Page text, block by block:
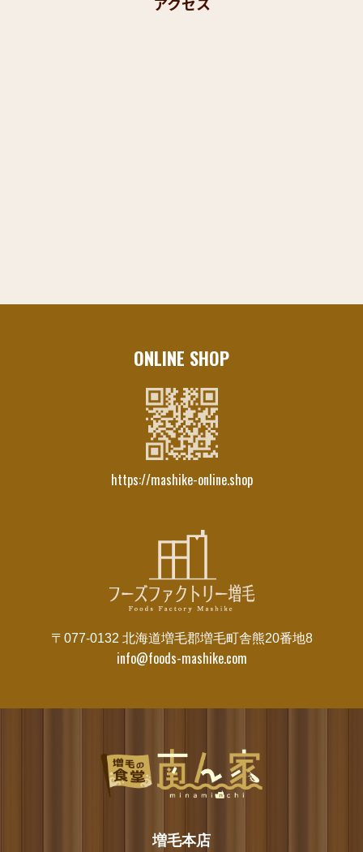
ONLINE SHOP
https://mashike-online.shop
〒077-0132 北海道増毛郡増毛町舎熊20番地8
info@foods-mashike.com
増毛本店